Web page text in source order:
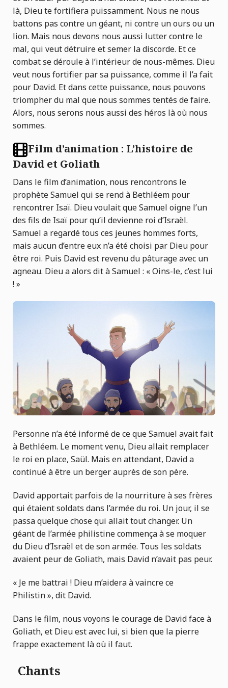
là, Dieu te fortifiera puissamment. Nous ne nous
battons pas contre un géant, ni contre un ours ou un
lion. Mais nous devons nous aussi lutter contre le
mal, qui veut détruire et semer la discorde. Et ce
combat se déroule à l’intérieur de nous-mêmes. Dieu
veut nous fortifier par sa puissance, comme il l’a fait
pour David. Et dans cette puissance, nous pouvons
triompher du mal que nous sommes tentés de faire.
Alors, nous serons nous aussi des héros là où nous
sommes.
Film d’animation : L’histoire de
David et Goliath
Dans le film d’animation, nous rencontrons le
prophète Samuel qui se rend à Bethléem pour
rencontrer Isaï. Dieu voulait que Samuel oigne l’un
des fils de Isaï pour qu’il devienne roi d’Israël.
Samuel a regardé tous ces jeunes hommes forts,
mais aucun d’entre eux n’a été choisi par Dieu pour
être roi. Puis David est revenu du pâturage avec un
agneau. Dieu a alors dit à Samuel : « Oins-le, c’est lui
! »
Personne n’a été informé de ce que Samuel avait fait
à Bethléem. Le moment venu, Dieu allait remplacer
le roi en place, Saül. Mais en attendant, David a
continué à être un berger auprès de son père.
David apportait parfois de la nourriture à ses frères
qui étaient soldats dans l’armée du roi. Un jour, il se
passa quelque chose qui allait tout changer. Un
géant de l’armée philistine commença à se moquer
du Dieu d’Israël et de son armée. Tous les soldats
avaient peur de Goliath, mais David n’avait pas peur.
« Je me battrai ! Dieu m’aidera à vaincre ce
Philistin », dit David.
Dans le film, nous voyons le courage de David face à
Goliath, et Dieu est avec lui, si bien que la pierre
frappe exactement là où il faut.
Chants